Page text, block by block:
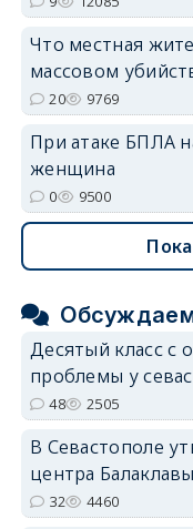
Что местная
массовом
20 9769
При атаке БПЛА
женщина
0 9500
Десятый класс с
проблемы у
48 2505
В Севастополе
центра Балаклавы
32 4460